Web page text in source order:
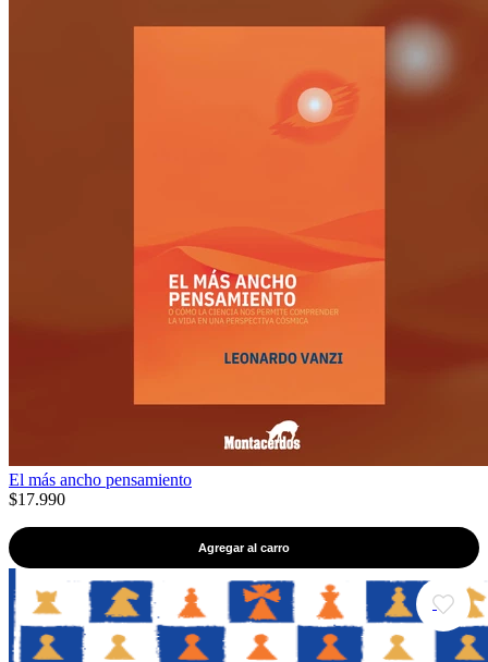
El más ancho pensamiento
$17.990
Agregar al carro